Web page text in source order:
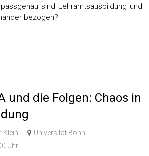
sind Lehramtsausbildung und
bezogen?
und die Folgen: Chaos in
Klein
Universität Bonn
Uhr